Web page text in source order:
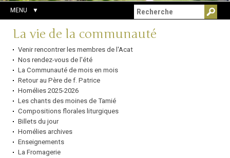
MENU
Navigation
La vie de la communauté
Venir rencontrer les membres de l'Acat
Nos rendez-vous de l'été
La Communauté de mois en mois
Retour au Père de f. Patrice
Homélies 2025-2026
Les chants des moines de Tamié
Compositions florales liturgiques
Billets du jour
Homélies archives
Enseignements
La Fromagerie